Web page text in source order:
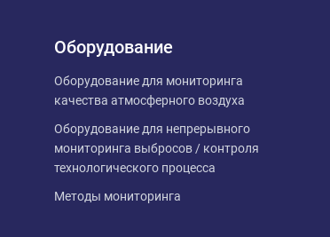
Оборудование
Оборудование для мониторинга
качества атмосферного воздуха
Оборудование для непрерывного
мониторинга выбросов / контроля
технологического процесса
Методы мониторинга